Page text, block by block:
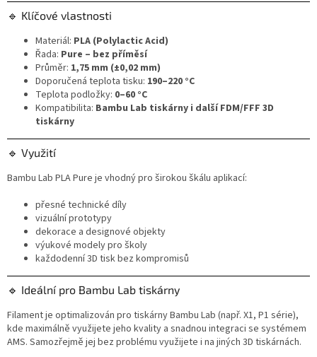
🔹 Klíčové vlastnosti
Materiál: PLA (Polylactic Acid)
Řada: Pure – bez příměsí
Průměr: 1,75 mm (±0,02 mm)
Doporučená teplota tisku: 190–220 °C
Teplota podložky: 0–60 °C
Kompatibilita: Bambu Lab tiskárny i další FDM/FFF 3D
tiskárny
🔹 Využití
Bambu Lab PLA Pure je vhodný pro širokou škálu aplikací:
přesné technické díly
vizuální prototypy
dekorace a designové objekty
výukové modely pro školy
každodenní 3D tisk bez kompromisů
🔹 Ideální pro Bambu Lab tiskárny
Filament je optimalizován pro tiskárny Bambu Lab (např. X1, P1 série),
kde maximálně využijete jeho kvality a snadnou integraci se systémem
AMS. Samozřejmě jej bez problému využijete i na jiných 3D tiskárnách.